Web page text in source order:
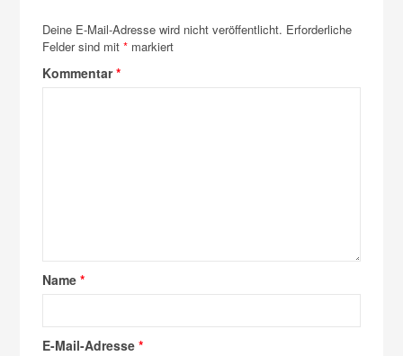
Deine E-Mail-Adresse wird nicht veröffentlicht. Erforderliche
Felder sind mit* markiert
Kommentar*
Name*
E-Mail-Adresse*